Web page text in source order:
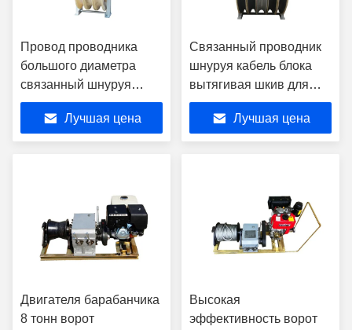
Провод проводника
большого диаметра
связанный шнуруя
провод модели 1040
шкива блока вытягивая
шкив
Лучшая цена
Связанный проводник
шнуруя кабель блока
вытягивая шкив для
надземной линии
модели 508 передачи
Лучшая цена
Двигателя барабанчика
8 тонн ворот
Высокая
эффективность ворот